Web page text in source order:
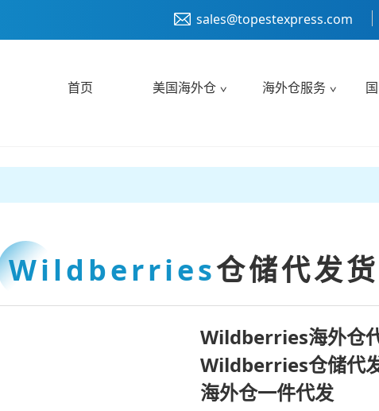
sales@topestexpress.com
首页 美国海外仓 海外仓服务
Wildberries仓储代发货
Wildberries海外仓代
Wildberries仓储代
海外仓一件代发